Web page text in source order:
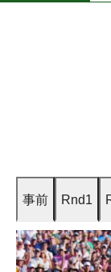
事前 Rnd1